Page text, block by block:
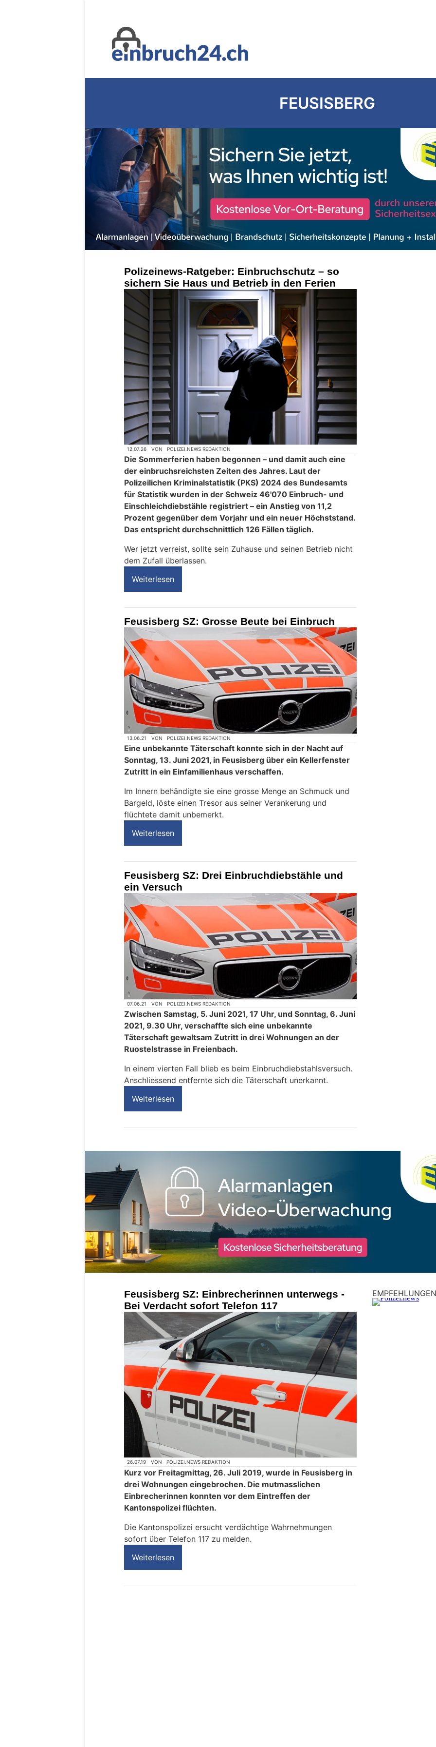
FEUSISBERG
Polizeinews-Ratgeber: Einbruchschutz – so
sichern Sie Haus und Betrieb in den Ferien
12.07.26 VON POLIZEI.NEWS REDAKTION
Die Sommerferien haben begonnen – und damit auch eine
der einbruchsreichsten Zeiten des Jahres. Laut der
Polizeilichen Kriminalstatistik (PKS) 2024 des Bundesamts
für Statistik wurden in der Schweiz 46'070 Einbruch- und
Einschleichdiebstähle registriert – ein Anstieg von 11,2
Prozent gegenüber dem Vorjahr und ein neuer Höchststand.
Das entspricht durchschnittlich 126 Fällen täglich.
Wer jetzt verreist, sollte sein Zuhause und seinen Betrieb nicht
dem Zufall überlassen.
Weiterlesen
Feusisberg SZ: Grosse Beute bei Einbruch
13.06.21 VON POLIZEI.NEWS REDAKTION
Eine unbekannte Täterschaft konnte sich in der Nacht auf
Sonntag, 13. Juni 2021, in Feusisberg über ein Kellerfenster
Zutritt in ein Einfamilienhaus verschaffen.
Im Innern behändigte sie eine grosse Menge an Schmuck und
Bargeld, löste einen Tresor aus seiner Verankerung und
flüchtete damit unbemerkt.
Weiterlesen
Feusisberg SZ: Drei Einbruchdiebstähle und
ein Versuch
07.06.21 VON POLIZEI.NEWS REDAKTION
Zwischen Samstag, 5. Juni 2021, 17 Uhr, und Sonntag, 6. Juni
2021, 9.30 Uhr, verschaffte sich eine unbekannte
Täterschaft gewaltsam Zutritt in drei Wohnungen an der
Ruostelstrasse in Freienbach.
In einem vierten Fall blieb es beim Einbruchdiebstahlsversuch.
Anschliessend entfernte sich die Täterschaft unerkannt.
Weiterlesen
Feusisberg SZ: Einbrecherinnen unterwegs -
Bei Verdacht sofort Telefon 117
26.07.19 VON POLIZEI.NEWS REDAKTION
Kurz vor Freitagmittag, 26. Juli 2019, wurde in Feusisberg in
drei Wohnungen eingebrochen. Die mutmasslichen
Einbrecherinnen konnten vor dem Eintreffen der
Kantonspolizei flüchten.
Die Kantonspolizei ersucht verdächtige Wahrnehmungen
sofort über Telefon 117 zu melden.
Weiterlesen
EMPFEHLUNGEN